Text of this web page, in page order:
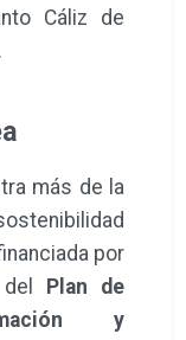
Cáliz de
más de la
por
Plan de
y